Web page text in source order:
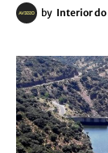
by Interior do